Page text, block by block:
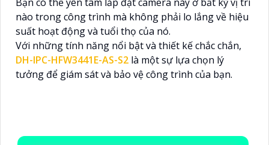
nào trong công trình mà không phải lo lắng về hiệu
suất hoạt động và tuổi thọ của nó.
Với những tính năng nổi bật và thiết kế chắc chắn,
DH-IPC-HFW3441E-AS-S2 là một sự lựa chọn lý
tưởng để giám sát và bảo vệ công trình của bạn.